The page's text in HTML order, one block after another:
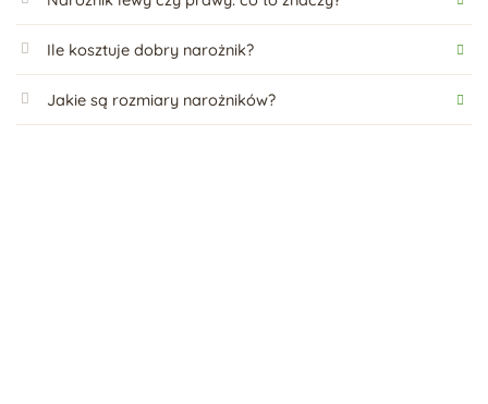
Ile kosztuje dobry narożnik?
Jakie są rozmiary narożników?